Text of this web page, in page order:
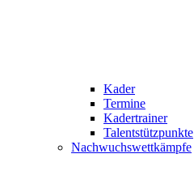
Kader
Termine
Kadertrainer
Talentstützpunkte
Nachwuchswettkämpfe